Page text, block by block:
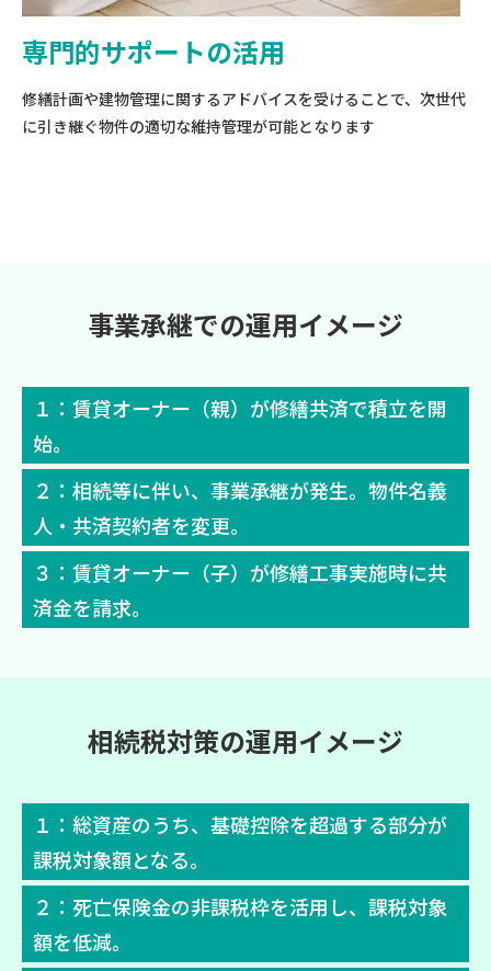
専門的サポートの活用
修繕計画や建物管理に関するアドバイスを受けることで、次世代
に引き継ぐ物件の適切な維持管理が可能となります
事業承継での運用イメージ
１：賃貸オーナー（親）が修繕共済で積立を開
始。
２：相続等に伴い、事業承継が発生。物件名義
人・共済契約者を変更。
３：賃貸オーナー（子）が修繕工事実施時に共
済金を請求。
相続税対策の運用イメージ
１：総資産のうち、基礎控除を超過する部分が
課税対象額となる。
２：死亡保険金の非課税枠を活用し、課税対象
額を低減。